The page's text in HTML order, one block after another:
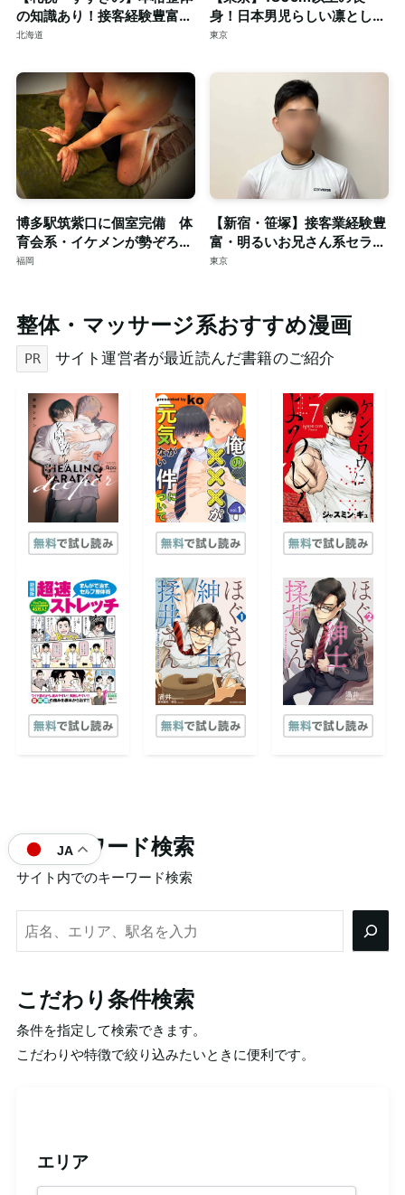
の知識あり！接客経験豊富な
短髪筋トレ男子によるゲイマ
北海道
身！日本男児らしい凛とした
顔立ちの20代◎個室完備
東京
博多駅筑紫口に個室完備 体
育会系・イケメンが勢ぞろ
い！！只今、新規スタッフも
福岡
【新宿・笹塚】接客業経験豊
富・明るいお兄さん系セラピ
ストによる本格ゲイマッサー
東京
整体・マッサージ系おすすめ漫画
PR サイト運営者が最近読んだ書籍のご紹介
フリーワード検索
サイト内でのキーワード検索
検
索
こだわり条件検索
条件を指定して検索できます。
こだわりや特徴で絞り込みたいときに便利です。
エリア
JA